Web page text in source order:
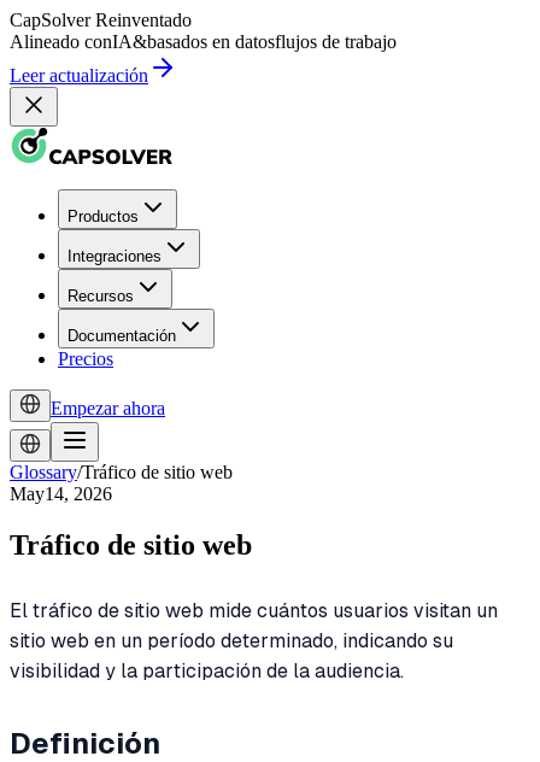
CapSolver Reinventado
Alineado conIA&basados en datosflujos de trabajo
Leer actualización
Productos
Integraciones
Recursos
Documentación
Precios
Empezar ahora
Glossary/Tráfico de sitio web
May14, 2026
Tráfico de sitio web
El tráfico de sitio web mide cuántos usuarios visitan un
sitio web en un período determinado, indicando su
visibilidad y la participación de la audiencia.
Definición